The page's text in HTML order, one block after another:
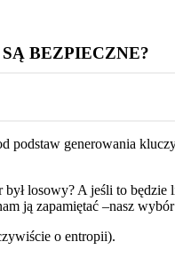
BEZPIECZNE?
podstaw generowania
losowy? A jeśli to
ją zapamiętać –nasz
o entropii).